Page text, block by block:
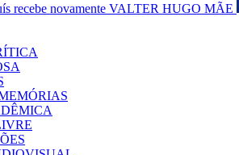
recebe novamente VALTER HUGO MÃE